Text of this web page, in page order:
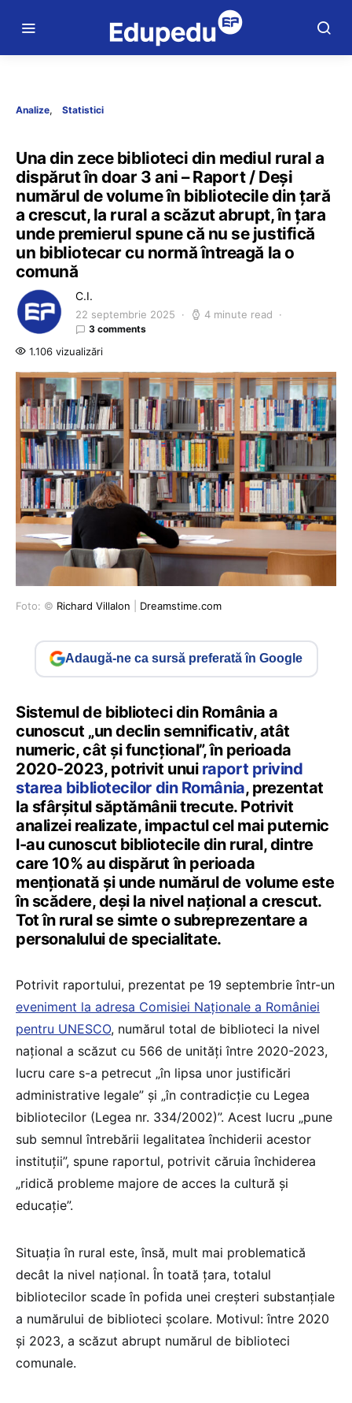
Analize Statistici
Una din zece biblioteci din mediul rural a
dispărut în doar 3 ani – Raport / Deși
numărul de volume în bibliotecile din țară
a crescut, la rural a scăzut abrupt, în țara
unde premierul spune că nu se justifică
un bibliotecar cu normă întreagă la o
comună
C.I.
22 septembrie 2025 4 minute read
3 comments
1.106 vizualizări
Foto: © Richard Villalon Dreamstime.com
Adaugă-ne ca sursă preferată în Google
Sistemul de biblioteci din România a
cunoscut „un declin semnificativ, atât
numeric, cât și funcțional”, în perioada
2020-2023, potrivit unui raport privind
starea bibliotecilor din România, prezentat
la sfârșitul săptămânii trecute. Potrivit
analizei realizate, impactul cel mai puternic
l-au cunoscut bibliotecile din rural, dintre
care 10% au dispărut în perioada
menționată și unde numărul de volume este
în scădere, deși la nivel național a crescut.
Tot în rural se simte o subreprezentare a
personalului de specialitate.
Potrivit raportului, prezentat pe 19 septembrie într-un
eveniment la adresa Comisiei Naționale a României
pentru UNESCO, numărul total de biblioteci la nivel
național a scăzut cu 566 de unități între 2020-2023,
lucru care s-a petrecut „în lipsa unor justificări
administrative legale” și „în contradicție cu Legea
bibliotecilor (Legea nr. 334/2002)”. Acest lucru „pune
sub semnul întrebării legalitatea închiderii acestor
instituții”, spune raportul, potrivit căruia închiderea
„ridică probleme majore de acces la cultură și
educație”.
Situația în rural este, însă, mult mai problematică
decât la nivel național. În toată țara, totalul
bibliotecilor scade în pofida unei creșteri substanțiale
a numărului de biblioteci școlare. Motivul: între 2020
și 2023, a scăzut abrupt numărul de biblioteci
comunale.